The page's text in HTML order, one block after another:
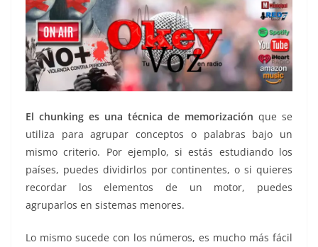
El chunking es una técnica de memorización que se
utiliza para agrupar conceptos o palabras bajo un
mismo criterio. Por ejemplo, si estás estudiando los
países, puedes dividirlos por continentes, o si quieres
recordar los elementos de un motor, puedes
agruparlos en sistemas menores.
Lo mismo sucede con los números, es mucho más fácil